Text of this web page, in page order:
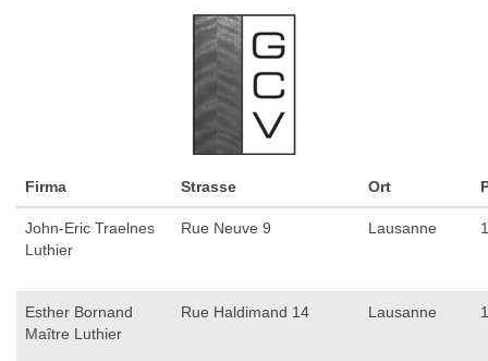
Firma Strasse Ort
John-Eric Traelnes
Luthier
Rue Neuve 9 Lausanne
Esther Bornand
Maître Luthier
Rue Haldimand 14 Lausanne